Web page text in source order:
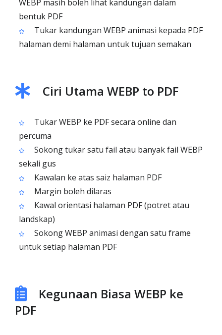
WEBP masih boleh lihat kandungan dalam
bentuk PDF
Tukar kandungan WEBP animasi kepada PDF
halaman demi halaman untuk tujuan semakan
Ciri Utama WEBP to PDF
Tukar WEBP ke PDF secara online dan
percuma
Sokong tukar satu fail atau banyak fail WEBP
sekali gus
Kawalan ke atas saiz halaman PDF
Margin boleh dilaras
Kawal orientasi halaman PDF (potret atau
landskap)
Sokong WEBP animasi dengan satu frame
untuk setiap halaman PDF
Kegunaan Biasa WEBP ke
PDF